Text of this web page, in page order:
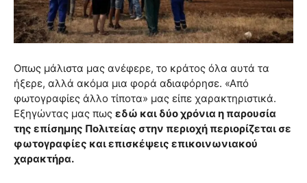
Οπως μάλιστα μας ανέφερε, το κράτος όλα αυτά τα
ήξερε, αλλά ακόμα μια φορά αδιαφόρησε. «Από
φωτογραφίες άλλο τίποτα» μας είπε χαρακτηριστικά.
Εξηγώντας μας πως εδώ και δύο χρόνια η παρουσία
της επίσημης Πολιτείας στην περιοχή περιορίζεται σε
φωτογραφίες και επισκέψεις επικοινωνιακού
χαρακτήρα.